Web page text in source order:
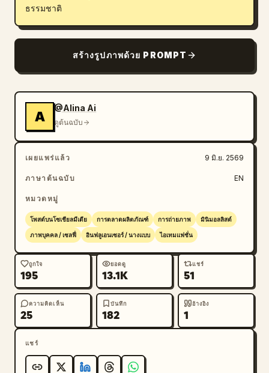
ธรรมชาติ
สร้างรูปภาพด้วย PROMPT
A
@Alina Ai
ดูต้นฉบับ
เผยแพร่แล้ว 9 มิ.ย. 2569
ภาษาต้นฉบับ EN
หมวดหมู่
โพสต์บนโซเชียลมีเดีย การตลาดผลิตภัณฑ์ การถ่ายภาพ มินิมอลลิสต์
ภาพบุคคล / เซลฟี่ อินฟลูเอนเซอร์ / นางแบบ ไอเทมแฟชั่น
ถูกใจ
195
ยอดดู
13.1K
แชร์
51
ความคิดเห็น
25
บันทึก
182
อ้างอิง
1
แชร์